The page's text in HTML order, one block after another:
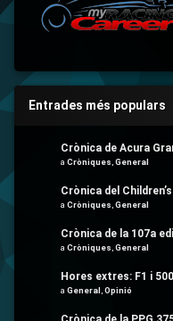
Entrades més populars
Crònica de Acura
a Cròniques General
Crònica del
a Cròniques General
Crònica de la 107a
a Cròniques General
Hores extres: F1 i
a General Opinió